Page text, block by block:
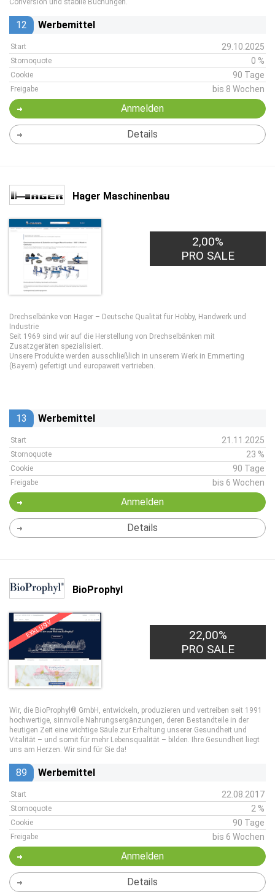
Conversion und stabile Buchungen.
12 Werbemittel
Start 29.10.2025
Stornoquote 0 %
Cookie 90 Tage
Freigabe bis 8 Wochen
Anmelden
Details
Hager Maschinenbau
2,00%
PRO SALE
Drechselbänke von Hager – Deutsche Qualität für Hobby, Handwerk und
Industrie
Seit 1969 sind wir auf die Herstellung von Drechselbänken mit
Zusatzgeräten spezialisiert.
Unsere Produkte werden ausschließlich in unserem Werk in Emmerting
(Bayern) gefertigt und europaweit vertrieben.
13 Werbemittel
Start 21.11.2025
Stornoquote 23 %
Cookie 90 Tage
Freigabe bis 6 Wochen
Anmelden
Details
BioProphyl
EXKLUSIV
22,00%
PRO SALE
Wir, die BioProphyl® GmbH, entwickeln, produzieren und vertreiben seit 1991
hochwertige, sinnvolle Nahrungsergänzungen, deren Bestandteile in der
heutigen Zeit eine wichtige Säule zur Erhaltung unserer Gesundheit und
Vitalität – und somit für mehr Lebensqualität – bilden. Ihre Gesundheit liegt
uns am Herzen. Wir sind für Sie da!
89 Werbemittel
Start 22.08.2017
Stornoquote 2 %
Cookie 90 Tage
Freigabe bis 6 Wochen
Anmelden
Details